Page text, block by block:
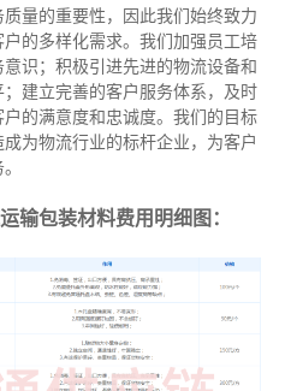
量的重要性，因此我们始终致力
的多样化需求。我们加强员工培
识；积极引进先进的物流设备和
建立完善的客户服务体系，及时
的满意度和忠诚度。我们的目标
为物流行业的标杆企业，为客户
输包装材料费用明细图：